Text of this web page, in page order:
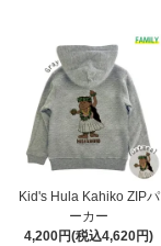
Kid's Hula Kahiko ZIPパ
ーカー
4,200円(税込4,620円)